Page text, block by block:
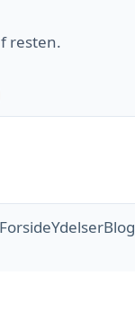
resten.
ForsideYdelserBlog